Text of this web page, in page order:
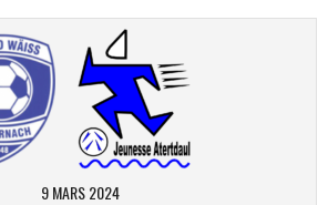
9 MARS 2024